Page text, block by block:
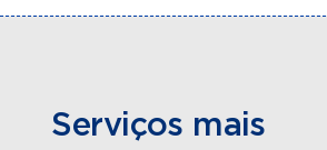
Serviços mais